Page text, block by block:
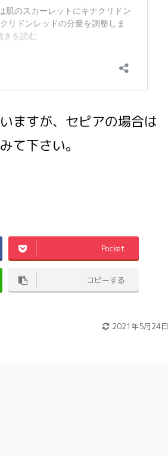
ますが、セピアの場合は
て下さい。
Pocket
コピーする
2021年5月24日